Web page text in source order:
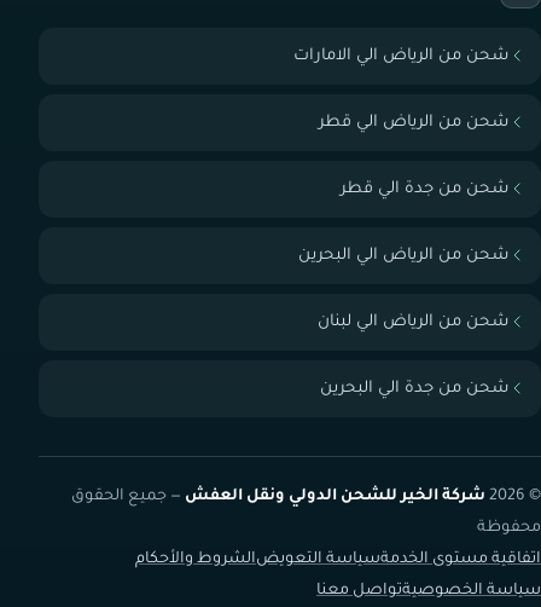
شحن من الرياض الي الامارات
شحن من الرياض الي قطر
شحن من جدة الي قطر
شحن من الرياض الي البحرين
شحن من الرياض الي لبنان
شحن من جدة الي البحرين
© 2026 شركة الخير للشحن الدولي ونقل العفش — جميع الحقوق
محفوظة
اتفاقية مستوى الخدمةسياسة التعويضالشروط والأحكام
سياسة الخصوصيةتواصل معنا